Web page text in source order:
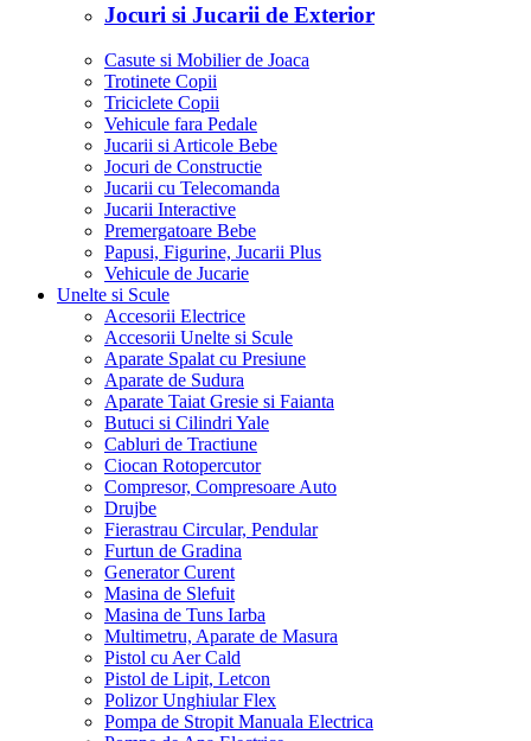
Jocuri si Jucarii de Exterior
Casute si Mobilier de Joaca
Trotinete Copii
Triciclete Copii
Vehicule fara Pedale
Jucarii si Articole Bebe
Jocuri de Constructie
Jucarii cu Telecomanda
Jucarii Interactive
Premergatoare Bebe
Papusi, Figurine, Jucarii Plus
Vehicule de Jucarie
Unelte si Scule
Accesorii Electrice
Accesorii Unelte si Scule
Aparate Spalat cu Presiune
Aparate de Sudura
Aparate Taiat Gresie si Faianta
Butuci si Cilindri Yale
Cabluri de Tractiune
Ciocan Rotopercutor
Compresor, Compresoare Auto
Drujbe
Fierastrau Circular, Pendular
Furtun de Gradina
Generator Curent
Masina de Slefuit
Masina de Tuns Iarba
Multimetru, Aparate de Masura
Pistol cu Aer Cald
Pistol de Lipit, Letcon
Polizor Unghiular Flex
Pompa de Stropit Manuala Electrica